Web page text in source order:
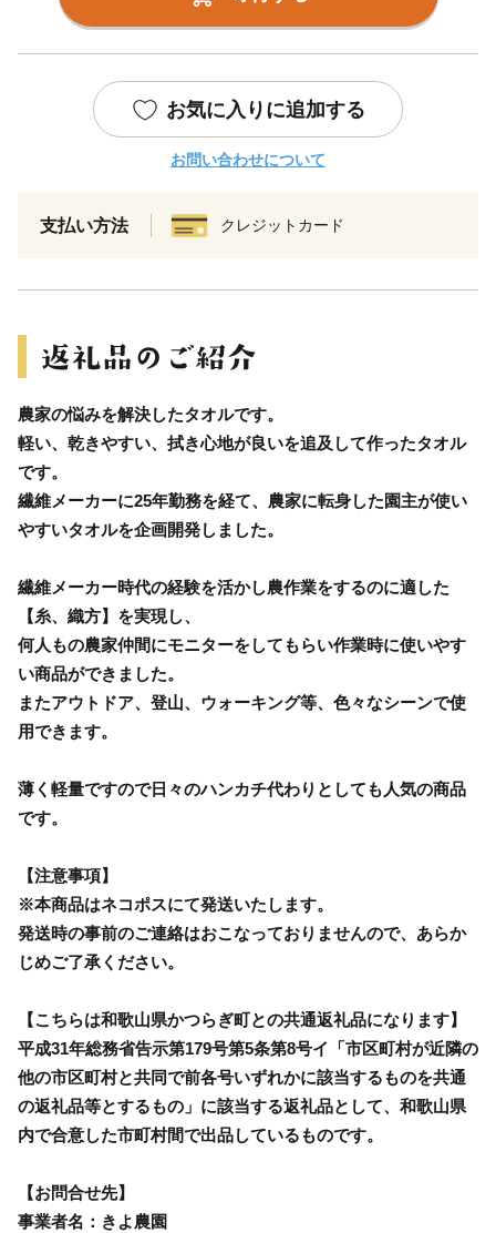
お気に入りに追加する
お問い合わせについて
支払い方法 クレジットカード
農家の悩みを解決したタオルです。
軽い、乾きやすい、拭き心地が良いを追及して作ったタオル
です。
繊維メーカーに25年勤務を経て、農家に転身した園主が使い
やすいタオルを企画開発しました。
繊維メーカー時代の経験を活かし農作業をするのに適した
【糸、織方】を実現し、
何人もの農家仲間にモニターをしてもらい作業時に使いやす
い商品ができました。
またアウトドア、登山、ウォーキング等、色々なシーンで使
用できます。
薄く軽量ですので日々のハンカチ代わりとしても人気の商品
です。
【注意事項】
※本商品はネコポスにて発送いたします。
発送時の事前のご連絡はおこなっておりませんので、あらか
じめご了承ください。
【こちらは和歌山県かつらぎ町との共通返礼品になります】
平成31年総務省告示第179号第5条第8号イ「市区町村が近隣の
他の市区町村と共同で前各号いずれかに該当するものを共通
の返礼品等とするもの」に該当する返礼品として、和歌山県
内で合意した市町村間で出品しているものです。
【お問合せ先】
事業者名：きよ農園